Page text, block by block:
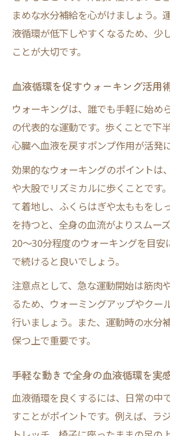
まめな水分補給を心がけましょう。
液循環が低下しやすくなるため、少
ことが大切です。
血液循環を促すウォーキング活用
ウォーキングは、誰でも手軽に始め
の代表的な運動です。歩くことで下
心臓へ血液を戻すポンプ作用が活発
効果的なウォーキングのポイントは
や大股でリズミカルに歩くことです
て着地し、ふくらはぎや太ももをし
を持つと、全身の血流がよりスムー
20〜30分程度のウォーキングを目安
で続けると良いでしょう。
注意点として、急な運動開始は筋肉
るため、ウォーミングアップやクー
行いましょう。また、運動時の水分
保つ上で重要です。
手軽な動きで全身の血液循環を実
血液循環を良くするには、日常の中
すことがポイントです。例えば、ラ